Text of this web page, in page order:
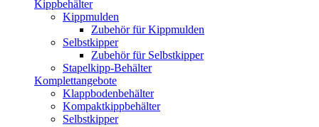
Kippbehälter
Kippmulden
Zubehör für Kippmulden
Selbstkipper
Zubehör für Selbstkipper
Stapelkipp-Behälter
Komplettangebote
Klappbodenbehälter
Kompaktkippbehälter
Selbstkipper